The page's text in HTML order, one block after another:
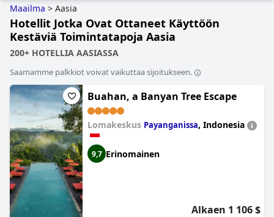
Maailma > Aasia
Hotellit Jotka Ovat Ottaneet Käyttöön
Kestäviä Toimintatapoja Aasia
200+ HOTELLIA AASIASSA
Saamamme palkkiot voivat vaikuttaa sijoitukseen.
Buahan, a Banyan Tree Escape
Lomakeskus Payanganissa, Indonesia
9,7 Erinomainen
Alkaen 1 106 $